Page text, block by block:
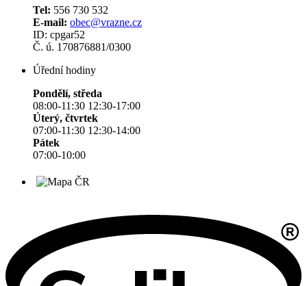
Tel: 556 730 532
E-mail: obec@vrazne.cz
ID: cpgar52
Č. ú. 170876881/0300
Úřední hodiny
Pondělí, středa
08:00-11:30 12:30-17:00
Úterý, čtvrtek
07:00-11:30 12:30-14:00
Pátek
07:00-10:00